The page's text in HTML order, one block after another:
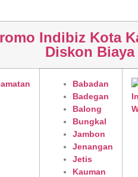
Indibiz Kota
Diskon Biaya
Babadan
Badegan
Balong
Bungkal
Jambon
Jenangan
Jetis
Kauman